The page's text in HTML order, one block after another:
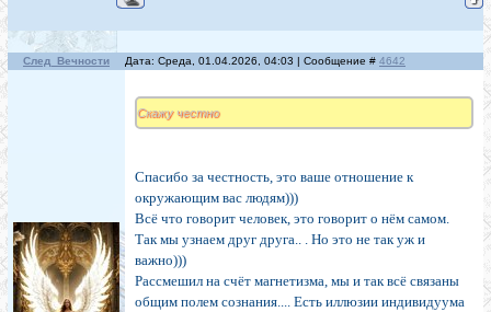
След_Вечности Дата: Среда, 01.04.2026, 04:03 | Сообщение # 4642
Скажу честно
Спасибо за честность, это ваше отношение к
окружающим вас людям)))
Всё что говорит человек, это говорит о нём самом.
Так мы узнаем друг друга.. . Но это не так уж и
важно)))
Рассмешил на счёт магнетизма, мы и так всё связаны
общим полем сознания.... Есть иллюзии индивидуума